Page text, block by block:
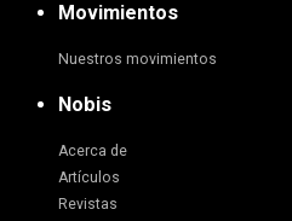
Movimientos
Nuestros movimientos
Nobis
Acerca de
Artículos
Revistas